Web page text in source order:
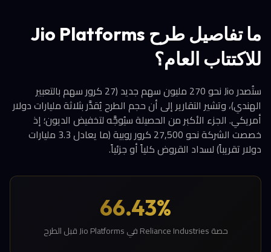
ما تفاصيل طرح Jio Platforms
للاكتتاب العام؟
ستُصدر Jio نحو 270 مليون سهم جديد (27 كرور سهم بالتعبير
الهندي)، وتشير التقارير إلى أن حجم الطرح يُقدَّر بثلاثة مليارات دولار
أمريكي. الجزء الأكبر من الحصيلة سيُوجَّه لتخفيض الديون؛ إذ
خصصت الشركة نحو 27,500 كرور روبية (ما يعادل 3.3 مليارات
دولار تقريباً) لسداد القروض كلياً أو جزئياً.
66.43%
حصة Reliance Industries في Jio Platforms قبل الطرح